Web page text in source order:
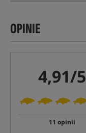
OPINIE
4,91/5
11 opinii